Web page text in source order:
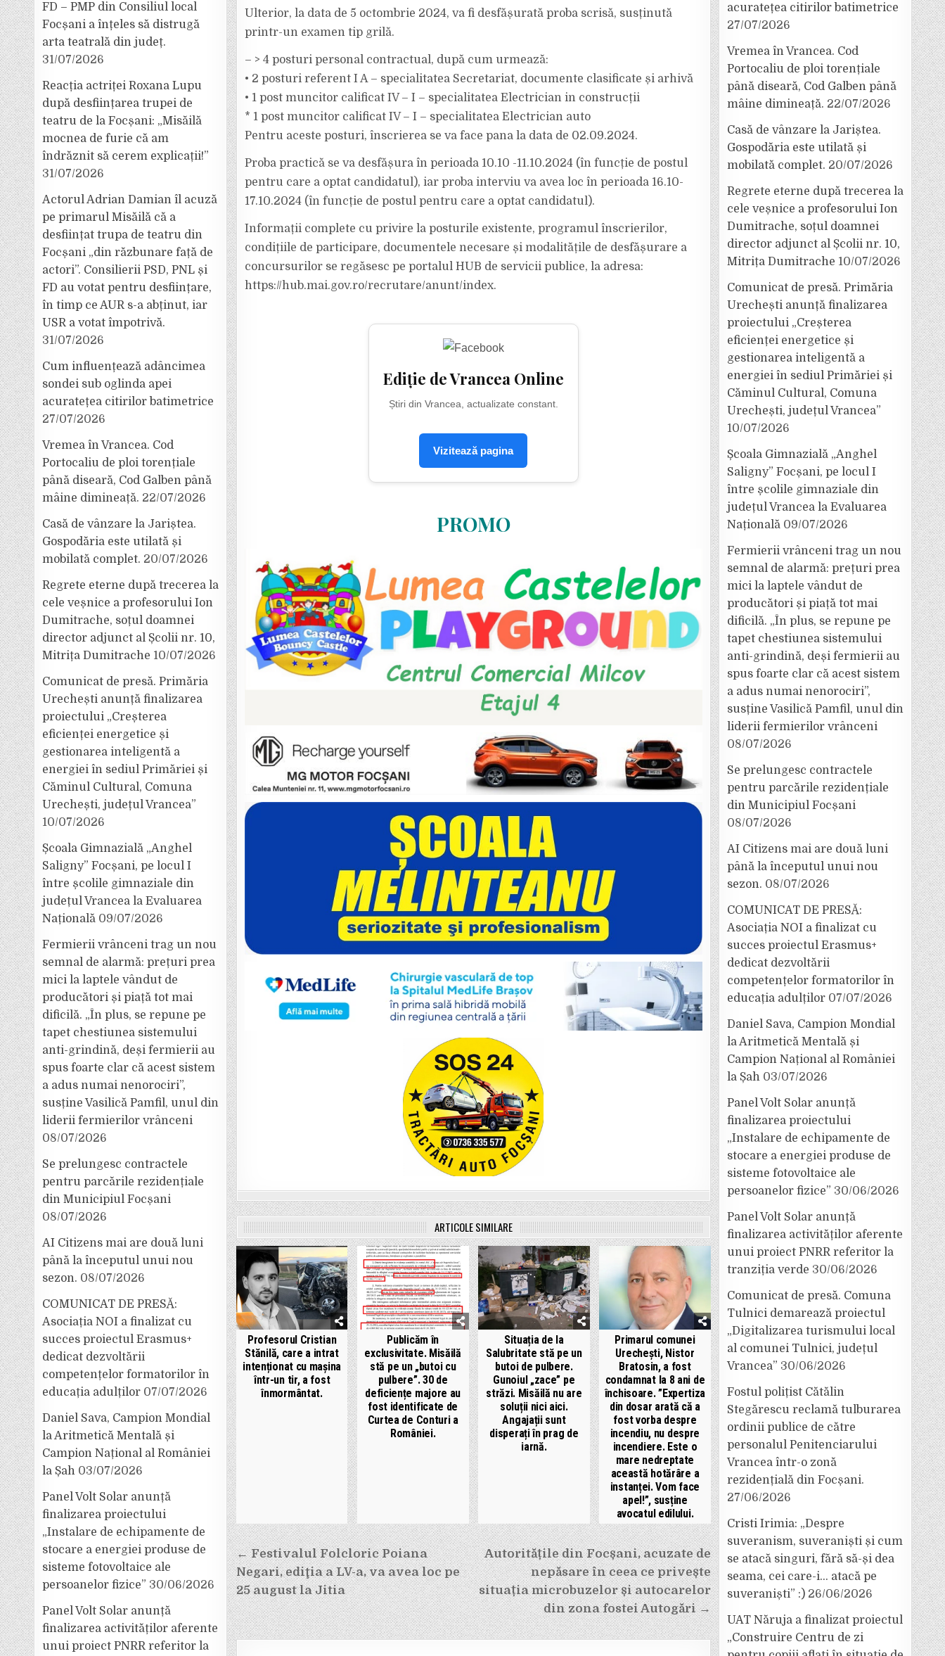
Ulterior, la data de 5 octombrie 2024, va fi desfășurată proba scrisă, susținută
printr-un examen tip grilă.
– > 4 posturi personal contractual, după cum urmează:
• 2 posturi referent I A – specialitatea Secretariat, documente clasificate și arhivă
• 1 post muncitor calificat IV – I – specialitatea Electrician in construcții
* 1 post muncitor calificat IV – I – specialitatea Electrician auto
Pentru aceste posturi, înscrierea se va face pana la data de 02.09.2024.
Proba practică se va desfășura în perioada 10.10 -11.10.2024 (în funcție de postul
pentru care a optat candidatul), iar proba interviu va avea loc în perioada 16.10-
17.10.2024 (în funcție de postul pentru care a optat candidatul).
Informații complete cu privire la posturile existente, programul înscrierilor,
condițiile de participare, documentele necesare și modalitățile de desfășurare a
concursurilor se regăsesc pe portalul HUB de servicii publice, la adresa:
https://hub.mai.gov.ro/recrutare/anunt/index.
Ediție de Vrancea Online
Știri din Vrancea, actualizate constant.
Vizitează pagina
PROMO
ARTICOLE SIMILARE
Profesorul Cristian
Stănilă, care a intrat
intenționat cu mașina
într-un tir, a fost
înmormântat.
Publicăm în
exclusivitate. Misăilă
stă pe un „butoi cu
pulbere”. 30 de
deficiențe majore au
fost identificate de
Curtea de Conturi a
României.
Situația de la
Salubritate stă pe un
butoi de pulbere.
Gunoiul „zace” pe
străzi. Misăilă nu are
soluții nici aici.
Angajații sunt
disperați în prag de
iarnă.
Primarul comunei
Urechești, Nistor
Bratosin, a fost
condamnat la 8 ani de
închisoare. ”Expertiza
din dosar arată că a
fost vorba despre
incendiu, nu despre
incendiere. Este o
mare nedreptate
această hotărâre a
instanței. Vom face
apel!”, susține
avocatul edilului.
Navigare
în
articole
Autoritățile din Focșani, acuzate de
nepăsare în ceea ce privește
situația microbuzelor și autocarelor
din zona fostei Autogări →
← Festivalul Folcloric Poiana
Negari, ediţia a LV-a, va avea loc pe
25 august la Jitia
FD – PMP din Consiliul local
Focșani a înțeles să distrugă
arta teatrală din județ.
31/07/2026
Reacția actriței Roxana Lupu
după desființarea trupei de
teatru de la Focșani: „Misăilă
mocnea de furie că am
îndrăznit să cerem explicații!”
31/07/2026
Actorul Adrian Damian îl acuză
pe primarul Misăilă că a
desființat trupa de teatru din
Focșani „din răzbunare față de
actori”. Consilierii PSD, PNL și
FD au votat pentru desființare,
în timp ce AUR s-a abținut, iar
USR a votat împotrivă.
31/07/2026
Cum influențează adâncimea
sondei sub oglinda apei
acuratețea citirilor batimetrice
27/07/2026
Vremea în Vrancea. Cod
Portocaliu de ploi torențiale
până diseară, Cod Galben până
mâine dimineață. 22/07/2026
Casă de vânzare la Jariștea.
Gospodăria este utilată și
mobilată complet. 20/07/2026
Regrete eterne după trecerea la
cele veșnice a profesorului Ion
Dumitrache, soțul doamnei
director adjunct al Școlii nr. 10,
Mitrița Dumitrache 10/07/2026
Comunicat de presă. Primăria
Urechești anunță finalizarea
proiectului „Creșterea
eficienței energetice și
gestionarea inteligentă a
energiei în sediul Primăriei și
Căminul Cultural, Comuna
Urechești, județul Vrancea”
10/07/2026
Școala Gimnazială „Anghel
Saligny” Focșani, pe locul I
între școlile gimnaziale din
județul Vrancea la Evaluarea
Națională 09/07/2026
Fermierii vrânceni trag un nou
semnal de alarmă: prețuri prea
mici la laptele vândut de
producători și piață tot mai
dificilă. „În plus, se repune pe
tapet chestiunea sistemului
anti-grindină, deși fermierii au
spus foarte clar că acest sistem
a adus numai nenorociri”,
susține Vasilică Pamfil, unul din
liderii fermierilor vrânceni
08/07/2026
Se prelungesc contractele
pentru parcările rezidențiale
din Municipiul Focșani
08/07/2026
AI Citizens mai are două luni
până la începutul unui nou
sezon. 08/07/2026
COMUNICAT DE PRESĂ:
Asociația NOI a finalizat cu
succes proiectul Erasmus+
dedicat dezvoltării
competențelor formatorilor în
educația adulților 07/07/2026
Daniel Sava, Campion Mondial
la Aritmetică Mentală și
Campion Național al României
la Șah 03/07/2026
Panel Volt Solar anunță
finalizarea proiectului
„Instalare de echipamente de
stocare a energiei produse de
sisteme fotovoltaice ale
persoanelor fizice” 30/06/2026
Panel Volt Solar anunță
finalizarea activităților aferente
unui proiect PNRR referitor la
acuratețea citirilor batimetrice
27/07/2026
Vremea în Vrancea. Cod
Portocaliu de ploi torențiale
până diseară, Cod Galben până
mâine dimineață. 22/07/2026
Casă de vânzare la Jariștea.
Gospodăria este utilată și
mobilată complet. 20/07/2026
Regrete eterne după trecerea la
cele veșnice a profesorului Ion
Dumitrache, soțul doamnei
director adjunct al Școlii nr. 10,
Mitrița Dumitrache 10/07/2026
Comunicat de presă. Primăria
Urechești anunță finalizarea
proiectului „Creșterea
eficienței energetice și
gestionarea inteligentă a
energiei în sediul Primăriei și
Căminul Cultural, Comuna
Urechești, județul Vrancea”
10/07/2026
Școala Gimnazială „Anghel
Saligny” Focșani, pe locul I
între școlile gimnaziale din
județul Vrancea la Evaluarea
Națională 09/07/2026
Fermierii vrânceni trag un nou
semnal de alarmă: prețuri prea
mici la laptele vândut de
producători și piață tot mai
dificilă. „În plus, se repune pe
tapet chestiunea sistemului
anti-grindină, deși fermierii au
spus foarte clar că acest sistem
a adus numai nenorociri”,
susține Vasilică Pamfil, unul din
liderii fermierilor vrânceni
08/07/2026
Se prelungesc contractele
pentru parcările rezidențiale
din Municipiul Focșani
08/07/2026
AI Citizens mai are două luni
până la începutul unui nou
sezon. 08/07/2026
COMUNICAT DE PRESĂ:
Asociația NOI a finalizat cu
succes proiectul Erasmus+
dedicat dezvoltării
competențelor formatorilor în
educația adulților 07/07/2026
Daniel Sava, Campion Mondial
la Aritmetică Mentală și
Campion Național al României
la Șah 03/07/2026
Panel Volt Solar anunță
finalizarea proiectului
„Instalare de echipamente de
stocare a energiei produse de
sisteme fotovoltaice ale
persoanelor fizice” 30/06/2026
Panel Volt Solar anunță
finalizarea activităților aferente
unui proiect PNRR referitor la
tranziția verde 30/06/2026
Comunicat de presă. Comuna
Tulnici demarează proiectul
„Digitalizarea turismului local
al comunei Tulnici, județul
Vrancea” 30/06/2026
Fostul polițist Cătălin
Stegărescu reclamă tulburarea
ordinii publice de către
personalul Penitenciarului
Vrancea într-o zonă
rezidențială din Focșani.
27/06/2026
Cristi Irimia: „Despre
suveranism, suveraniști și cum
se atacă singuri, fără să-și dea
seama, cei care-i… atacă pe
suveraniști” :) 26/06/2026
UAT Năruja a finalizat proiectul
„Construire Centru de zi